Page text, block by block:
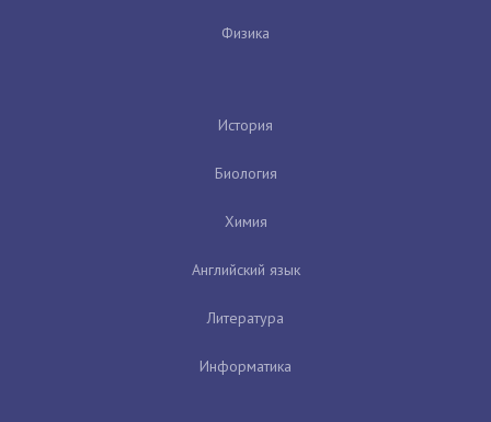
Физика
История
Биология
Химия
Английский язык
Литература
Информатика